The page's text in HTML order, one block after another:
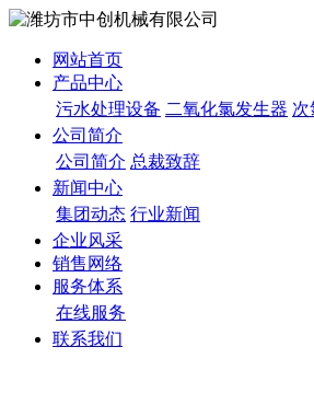
网站首页
产品中心
污水处理设备 二氧化氯发生器 次
公司简介
公司简介 总裁致辞
新闻中心
集团动态 行业新闻
企业风采
销售网络
服务体系
在线服务
联系我们